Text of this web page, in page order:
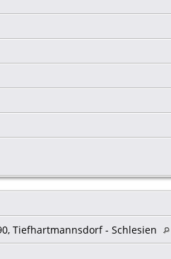
Tiefhartmannsdorf - Schlesien